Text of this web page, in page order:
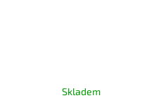
Skladem